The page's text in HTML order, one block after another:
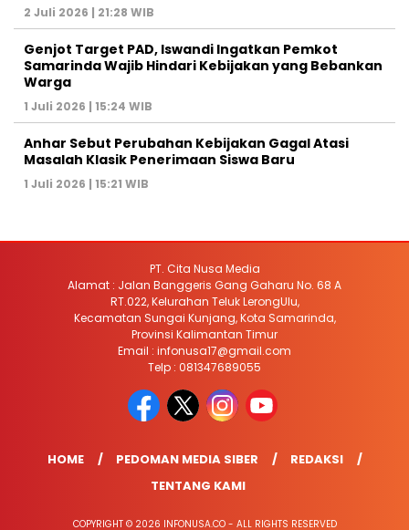
2 Juli 2026 | 21:28 WIB
Genjot Target PAD, Iswandi Ingatkan Pemkot
Samarinda Wajib Hindari Kebijakan yang Bebankan
Warga
1 Juli 2026 | 15:24 WIB
Anhar Sebut Perubahan Kebijakan Gagal Atasi
Masalah Klasik Penerimaan Siswa Baru
1 Juli 2026 | 15:21 WIB
PT. Cita Nusa Media
Alamat : Jalan Banggeris Gang Gaharu No. 68 A
RT.022, Kelurahan Teluk LerongUlu,
Kecamatan Sungai Kunjang, Kota Samarinda,
Provinsi Kalimantan Timur
Email : infonusa17@gmail.com
Telp : 081347689055
HOME PEDOMAN MEDIA SIBER
REDAKSI
TENTANG KAMI
COPYRIGHT © 2026 INFONUSA.CO - ALL RIGHTS RESERVED